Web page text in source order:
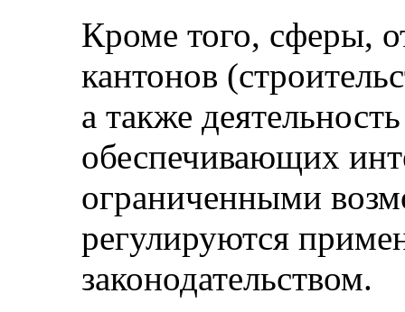
Кроме того, сферы,
кантонов
а также
обеспечивающих
ограниченными
регулируются
законодательством.